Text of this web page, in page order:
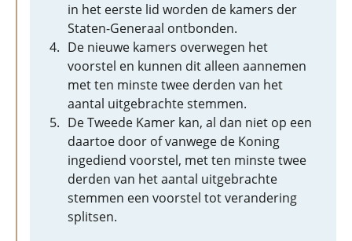
in het eerste lid worden de kamers der
Staten-Generaal ontbonden.
De nieuwe kamers overwegen het
voorstel en kunnen dit alleen aannemen
met ten minste twee derden van het
aantal uitgebrachte stemmen.
De Tweede Kamer kan, al dan niet op een
daartoe door of vanwege de Koning
ingediend voorstel, met ten minste twee
derden van het aantal uitgebrachte
stemmen een voorstel tot verandering
splitsen.